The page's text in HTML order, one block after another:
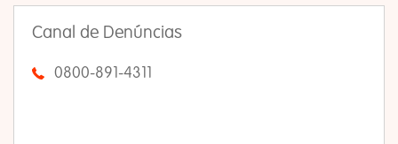
Canal de Denúncias
0800-891-4311